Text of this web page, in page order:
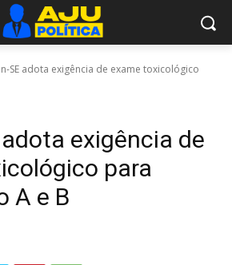
SE adota exigência de exame toxicológico
exigência de
para
A e B